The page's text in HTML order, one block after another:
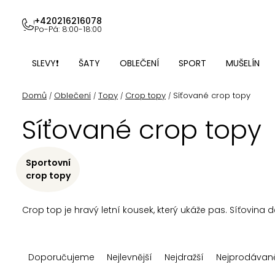
obsah
+420216216078
Po-Pá: 8:00-18:00
SLEVY❗ ŠATY OBLEČENÍ SPORT MUŠELÍN
Domů / Oblečení / Topy / Crop topy / Síťované crop topy
Síťované crop topy
Crop top je hravý letní kousek, který ukáže pas.
Sportovní
crop topy
Ř
Doporučujeme Nejlevnější Nejdražší